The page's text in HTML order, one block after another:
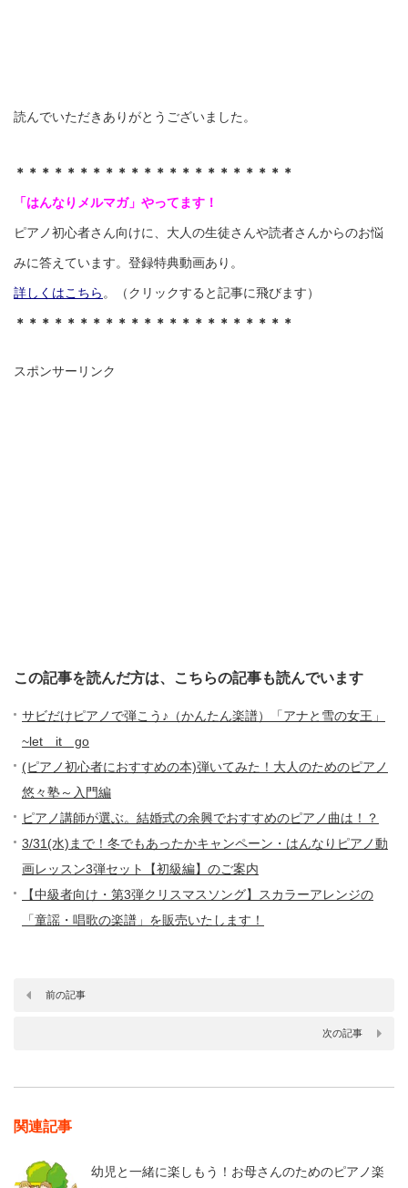
読んでいただきありがとうございました。
＊＊＊＊＊＊＊＊＊＊＊＊＊＊＊＊＊＊＊＊＊＊
「はんなりメルマガ」やってます！
ピアノ初心者さん向けに、大人の生徒さんや読者さんからのお悩
みに答えています。登録特典動画あり。
詳しくはこちら。（クリックすると記事に飛びます）
＊＊＊＊＊＊＊＊＊＊＊＊＊＊＊＊＊＊＊＊＊＊
スポンサーリンク
この記事を読んだ方は、こちらの記事も読んでいます
サビだけピアノで弾こう♪（かんたん楽譜）「アナと雪の女王」
~let it go
(ピアノ初心者におすすめの本)弾いてみた！大人のためのピアノ
悠々塾～入門編
ピアノ講師が選ぶ。結婚式の余興でおすすめのピアノ曲は！？
3/31(水)まで！冬でもあったかキャンペーン・はんなりピアノ動
画レッスン3弾セット【初級編】のご案内
【中級者向け・第3弾クリスマスソング】スカラーアレンジの
「童謡・唱歌の楽譜」を販売いたします！
前の記事
次の記事
関連記事
幼児と一緒に楽しもう！お母さんのためのピアノ楽